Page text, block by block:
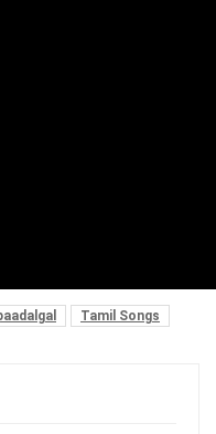
Tamil Songs